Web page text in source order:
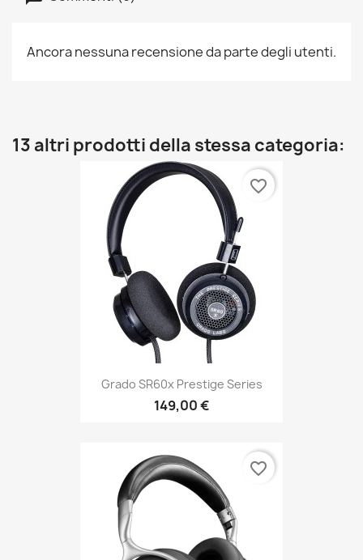
Ancora nessuna recensione da parte degli utenti.
13 altri prodotti della stessa categoria:
Grado SR60x Prestige Series
149,00 €
favorite_border
favorite_border